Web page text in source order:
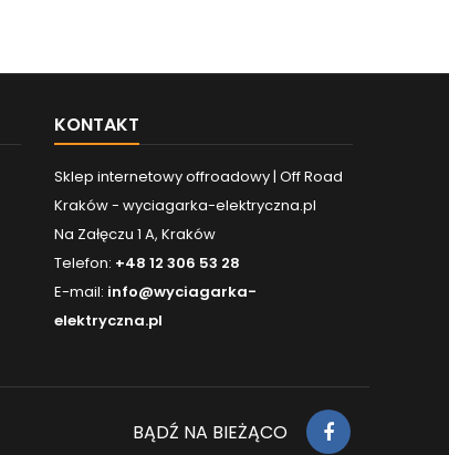
KONTAKT
Sklep internetowy offroadowy | Off Road
Kraków - wyciagarka-elektryczna.pl
Na Załęczu 1 A, Kraków
Telefon: +48 12 306 53 28
E-mail: info@wyciagarka-
elektryczna.pl
BĄDŹ NA BIEŻĄCO